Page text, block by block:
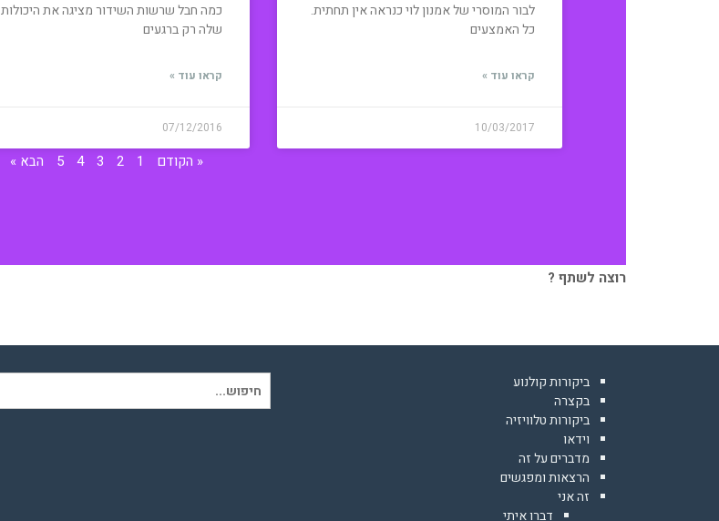
לבור המוסרי של אמנון לוי כנראה אין תחתית.
כל האמצעים
קראו עוד »
10/03/2017
כמה חבל שרשות השידור מציגה את היכולות
שלה רק ברגעים
קראו עוד »
07/12/2016
« הקודם 1
2
3
4
5 הבא »
רוצה לשתף ?
ביקורות קולנוע
בקצרה
ביקורות טלוויזיה
וידאו
מדברים על זה
הרצאות ומפגשים
זה אני
דברו איתי
עבור: